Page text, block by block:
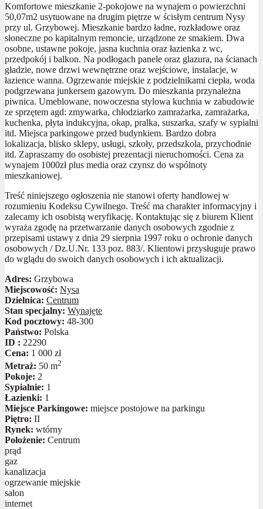
Komfortowe mieszkanie 2-pokojowe na wynajem o powierzchni
50,07m2 usytuowane na drugim piętrze w ścisłym centrum Nysy
przy ul. Grzybowej. Mieszkanie bardzo ładne, rozkładowe oraz
słoneczne po kapitalnym remoncie, urządzone ze smakiem. Dwa
osobne, ustawne pokoje, jasna kuchnia oraz łazienka z wc,
przedpokój i balkon. Na podłogach panele oraz glazura, na ścianach
gładzie, nowe drzwi wewnętrzne oraz wejściowe, instalacje, w
łazience wanna. Ogrzewanie miejskie z podzielnikami ciepła, woda
podgrzewana junkersem gazowym. Do mieszkania przynależna
piwnica. Umeblowane, nowoczesna stylowa kuchnia w zabudowie
ze sprzętem agd: zmywarka, chłodziarko zamrażarka, zamrażarka,
kuchenka, płyta indukcyjna, okap, pralka, suszarka, szafy w sypialni
itd. Miejsca parkingowe przed budynkiem. Bardzo dobra
lokalizacja, blisko sklepy, usługi, szkoły, przedszkola, przychodnie
itd. Zapraszamy do osobistej prezentacji nieruchomości. Cena za
wynajem 1000zł plus media oraz czynsz do wspólnoty
mieszkaniowej.
Treść niniejszego ogłoszenia nie stanowi oferty handlowej w
rozumieniu Kodeksu Cywilnego. Treść ma charakter informacyjny i
zalecamy ich osobistą weryfikację. Kontaktując się z biurem Klient
wyraża zgodę na przetwarzanie danych osobowych zgodnie z
przepisami ustawy z dnia 29 sierpnia 1997 roku o ochronie danych
osobowych / Dz.U.Nr. 133 poz. 883/. Klientowi przysługuje prawo
do wglądu do swoich danych osobowych i ich aktualizacji.
Adres: Grzybowa
Miejscowość: Nysa
Dzielnica: Centrum
Stan specjalny: Wynajęte
Kod pocztowy: 48-300
Państwo: Polska
ID : 22290
Cena: 1 000 zł
Metraż: 50 m2
Pokoje: 2
Sypialnie: 1
Łazienki: 1
Miejsce Parkingowe: miejsce postojowe na parkingu
Piętro: II
Rynek: wtórny
Położenie: Centrum
prąd
gaz
kanalizacja
ogrzewanie miejskie
salon
internet